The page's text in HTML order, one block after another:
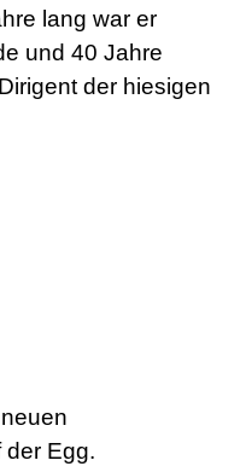
lang war er
und 40 Jahre
der hiesigen
Egg.